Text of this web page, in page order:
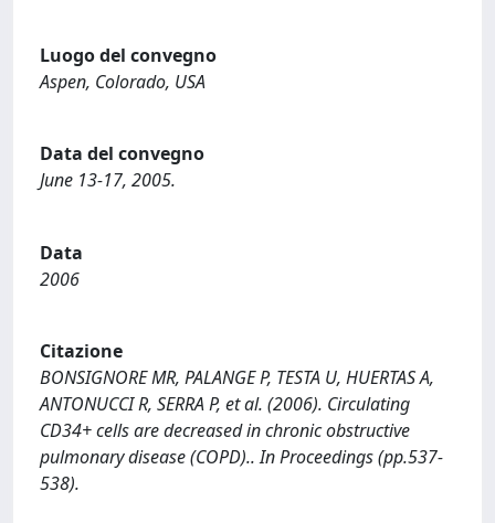
Luogo del convegno
Aspen, Colorado, USA
Data del convegno
June 13-17, 2005.
Data
2006
Citazione
BONSIGNORE MR, PALANGE P, TESTA U, HUERTAS A,
ANTONUCCI R, SERRA P, et al. (2006). Circulating
CD34+ cells are decreased in chronic obstructive
pulmonary disease (COPD).. In Proceedings (pp.537-
538).